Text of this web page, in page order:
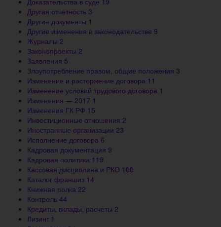
Другая отчетность 3
Другие документы 1
Другие изменения в законодательстве 9
Журналы 2
Законопроекты 2
Заявления 5
Злоупотребление правом, общие положения 3
Изменение и расторжение договора 11
Изменение условий трудового договора 1
Изменения — 2017 1
Изменения ГК РФ 15
Инвестиционные отношения 2
Иностранные организации 23
Исполнение договора 6
Кадровая документация 9
Кадровая политика 119
Кассовая дисциплина и РКО 100
Каталог франшиз 14
Книжная полка 22
Контроль 44
Кредиты, вклады, расчеты 2
Лизинг 1